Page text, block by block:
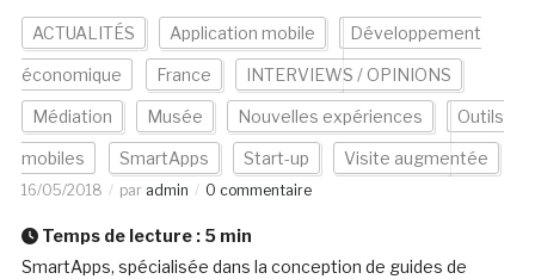
ACTUALITÉS Application mobile Développement
économique France INTERVIEWS / OPINIONS
Médiation Musée Nouvelles expériences Outils
mobiles SmartApps Start-up Visite augmentée
16/05/2018 par admin 0 commentaire
Temps de lecture : 5 min
SmartApps, spécialisée dans la conception de guides de